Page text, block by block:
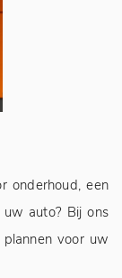
onderhoud, een
auto? Bij ons
voor uw